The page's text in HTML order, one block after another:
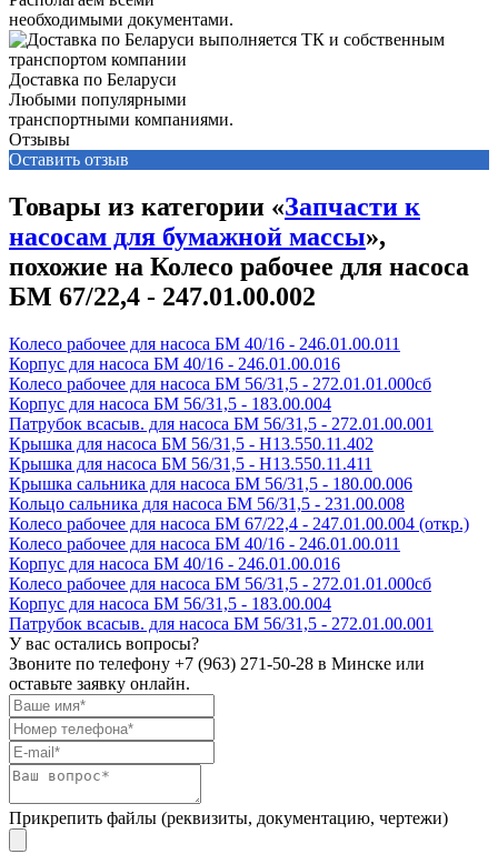
необходимыми документами.
Доставка по Беларуси
Любыми популярными
транспортными компаниями.
Отзывы
Оставить отзыв
Товары из категории «Запчасти к
насосам для бумажной массы»,
похожие на Колесо рабочее для насоса
БМ 67/22,4 - 247.01.00.002
Колесо рабочее для насоса БМ 40/16 - 246.01.00.011
Корпус для насоса БМ 40/16 - 246.01.00.016
Колесо рабочее для насоса БМ 56/31,5 - 272.01.01.000сб
Корпус для насоса БМ 56/31,5 - 183.00.004
Патрубок всасыв. для насоса БМ 56/31,5 - 272.01.00.001
Крышка для насоса БМ 56/31,5 - Н13.550.11.402
Крышка для насоса БМ 56/31,5 - Н13.550.11.411
Крышка сальника для насоса БМ 56/31,5 - 180.00.006
Кольцо сальника для насоса БМ 56/31,5 - 231.00.008
Колесо рабочее для насоса БМ 67/22,4 - 247.01.00.004 (откр.)
Колесо рабочее для насоса БМ 40/16 - 246.01.00.011
Корпус для насоса БМ 40/16 - 246.01.00.016
Колесо рабочее для насоса БМ 56/31,5 - 272.01.01.000сб
Корпус для насоса БМ 56/31,5 - 183.00.004
Патрубок всасыв. для насоса БМ 56/31,5 - 272.01.00.001
У вас остались вопросы?
Звоните по телефону +7 (963) 271-50-28 в Минске или
оставьте заявку онлайн.
Прикрепить файлы (реквизиты, документацию, чертежи)